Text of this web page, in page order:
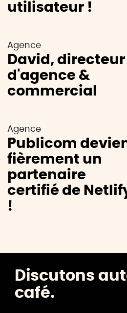
utilisateur !
Agence
David, directeur
d'agence &
commercial
Agence
Publicom
fièrement un
partenaire
certifié de
!
Discutons
café.